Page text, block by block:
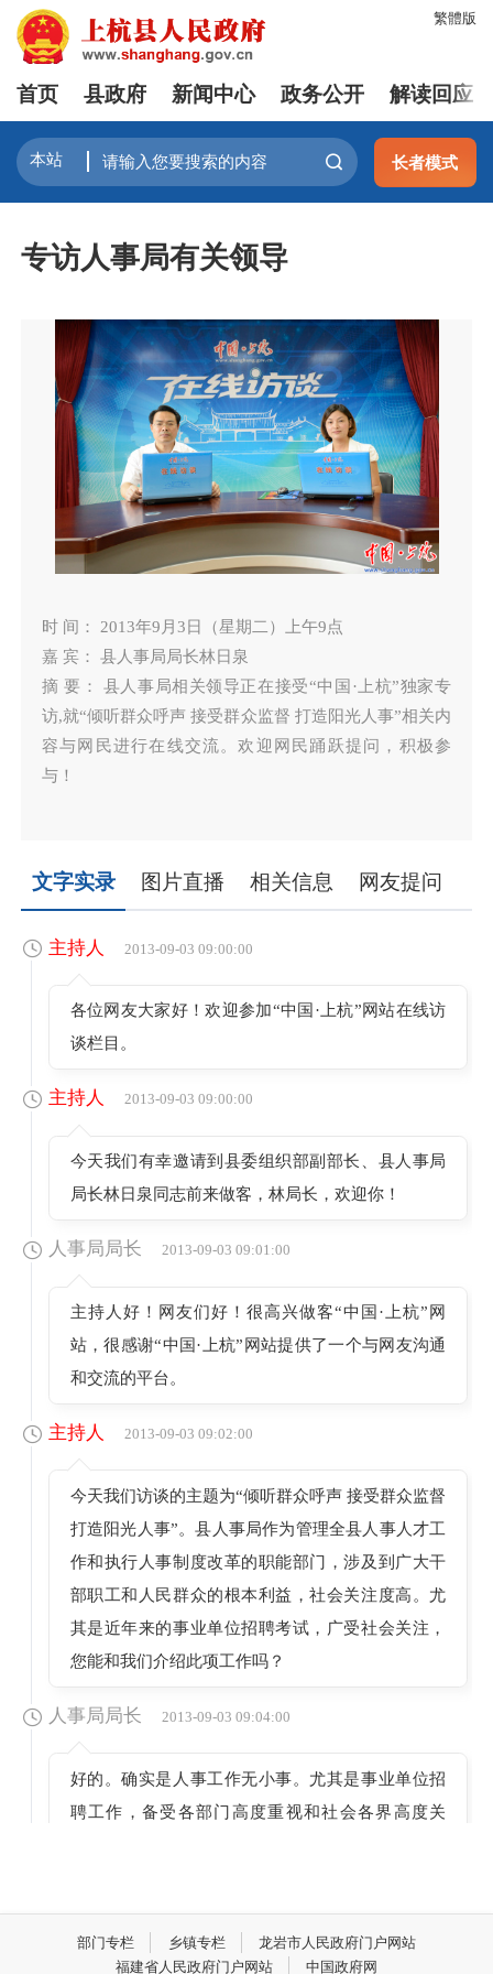
繁體版
首页 县政府 新闻中心 政务公开 解读回应
长者模式
专访人事局有关领导
时 间： 2013年9月3日（星期二）上午9点
嘉 宾： 县人事局局长林日泉
摘 要： 县人事局相关领导正在接受“中国·上杭”独家专
访,就“倾听群众呼声 接受群众监督 打造阳光人事”相关内
容与网民进行在线交流。欢迎网民踊跃提问，积极参
与！
文字实录 图片直播 相关信息 网友提问
主持人 2013-09-03 09:00:00
各位网友大家好！欢迎参加“中国·上杭”网站在线访
谈栏目。
主持人 2013-09-03 09:00:00
今天我们有幸邀请到县委组织部副部长、县人事局
局长林日泉同志前来做客，林局长，欢迎你！
人事局局长 2013-09-03 09:01:00
主持人好！网友们好！很高兴做客“中国·上杭”网
站，很感谢“中国·上杭”网站提供了一个与网友沟通
和交流的平台。
主持人 2013-09-03 09:02:00
今天我们访谈的主题为“倾听群众呼声 接受群众监督
打造阳光人事”。县人事局作为管理全县人事人才工
作和执行人事制度改革的职能部门，涉及到广大干
部职工和人民群众的根本利益，社会关注度高。尤
其是近年来的事业单位招聘考试，广受社会关注，
您能和我们介绍此项工作吗？
人事局局长 2013-09-03 09:04:00
好的。确实是人事工作无小事。尤其是事业单位招
聘工作，备受各部门高度重视和社会各界高度关
试、面试、体检等，我们一直处在一个紧张忙碌状
态。对于政府系统事业单位公开招聘工作，我们作
部门专栏 乡镇专栏
龙岩市人民政府门户网站
福建省人民政府门户网站
中国政府网